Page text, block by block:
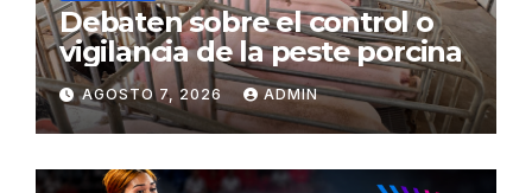
Debaten sobre el control o
vigilancia de la peste porcina
AGOSTO 7, 2026 ADMIN